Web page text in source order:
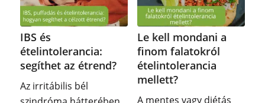
IBS és
ételintolerancia:
segíthet az étrend?
Az irritábilis bél
Le kell mondani a
finom falatokról
ételintolerancia
mellett?
A mentes vagy diétás